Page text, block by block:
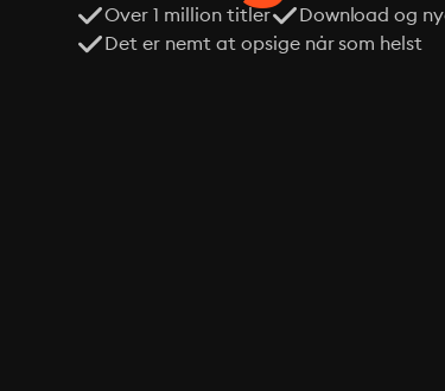
Over 1 million titler Download og
Det er nemt at opsige når som helst